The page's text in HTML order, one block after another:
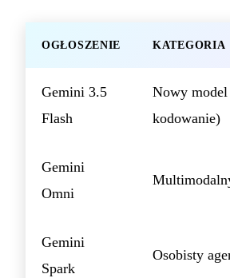
OGŁOSZENIE KATEGORIA
Gemini 3.5
Flash
Nowy
kodowanie)
Gemini
Omni
Gemini
Spark
Osobisty